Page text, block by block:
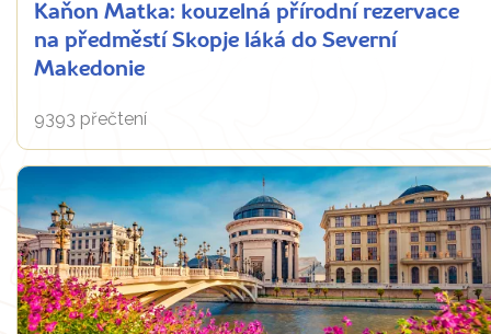
Kaňon Matka: kouzelná přírodní rezervace
na předměstí Skopje láká do Severní
Makedonie
9393 přečtení